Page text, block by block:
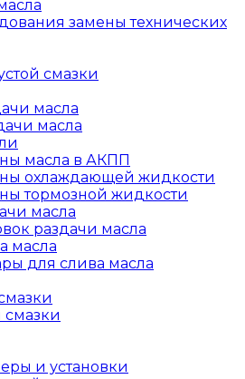
замены технических
смазки
масла
масла
масла в АКПП
охлаждающей жидкости
тормозной жидкости
масла
раздачи масла
масла
для слива масла
и установки